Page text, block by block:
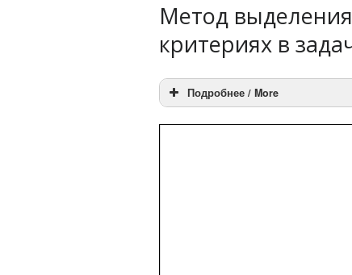
Метод
критериях в
Подробнее / More